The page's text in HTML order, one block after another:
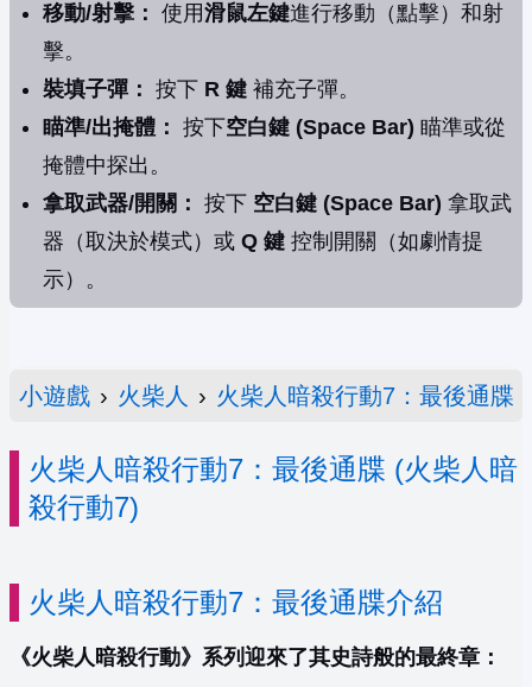
移動/射擊： 使用滑鼠左鍵進行移動（點擊）和射
擊。
裝填子彈： 按下 R 鍵 補充子彈。
瞄準/出掩體： 按下空白鍵 (Space Bar) 瞄準或從
掩體中探出。
拿取武器/開關： 按下 空白鍵 (Space Bar) 拿取武
器（取決於模式）或 Q 鍵 控制開關（如劇情提
示）。
小遊戲 › 火柴人 › 火柴人暗殺行動7：最後通牒
火柴人暗殺行動7：最後通牒 (火柴人暗
殺行動7)
火柴人暗殺行動7：最後通牒介紹
《火柴人暗殺行動》系列迎來了其史詩般的最終章：